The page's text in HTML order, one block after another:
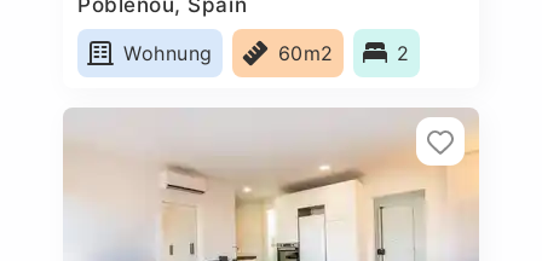
Wohnung
60m2 2